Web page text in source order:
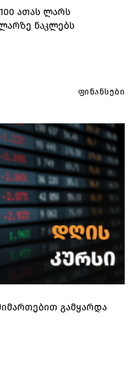
ათას ლარს
ნაკლებს
ფინანსები
გამყარდა